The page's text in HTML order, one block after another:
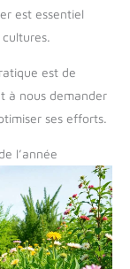
est essentiel
est de
à nous demander
ses efforts.
l’année